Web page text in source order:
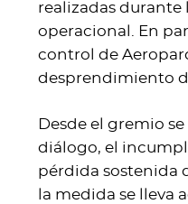
realizadas
operacional. En
control de
desprendimiento
Desde el gremio
diálogo, el
pérdida sostenida
la medida se lleva